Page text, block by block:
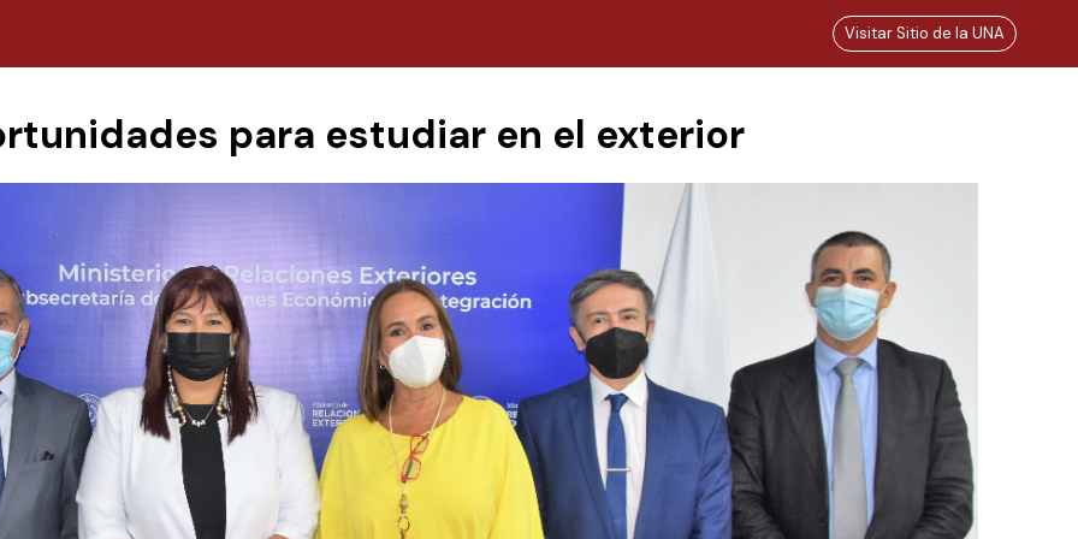
Visitar Sitio de la UNA
para estudiar en el exterior